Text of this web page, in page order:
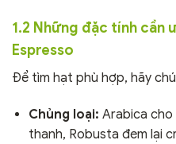
1.2 Những đặc tính cần
Espresso
Để tìm hạt phù hợp, hãy
Chủng loại: Arabica
thanh, Robusta đem lại